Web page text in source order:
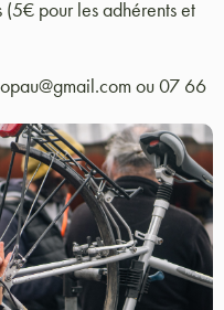
pour les adhérents et
ou 07 66